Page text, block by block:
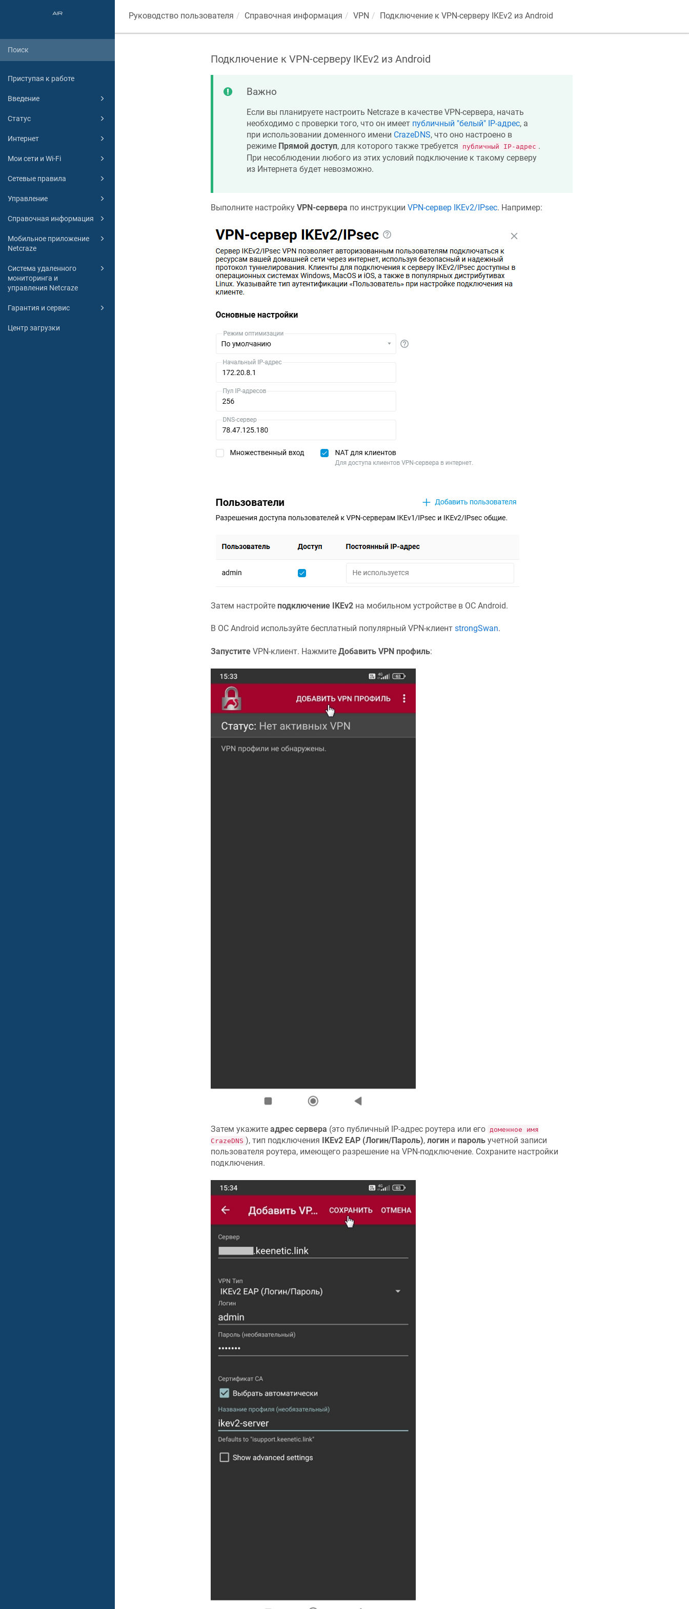
Приступая к работе
Введение
Статус
Интернет
Мои сети и Wi-Fi
Сетевые правила
Управление
Справочная информация
Мобильное приложение
Netcraze
Система удаленного
мониторинга и
управления Netcraze
Гарантия и сервис
Центр загрузки
Руководство пользователя Справочная информация VPN Подключение к VPN-серверу IKEv2 из Android
Подключение к VPN-серверу IKEv2 из Android
Важно
Если вы планируете настроить Netcrazeв качестве VPN-сервера, начать
необходимо с проверки того, что он имеет публичный "белый" IP-адрес, а
при использовании доменного имени CrazeDNS, что оно настроено в
режиме Прямой доступ, для которого также требуется публичный IP-адрес .
При несоблюдении любого из этих условий подключение к такому серверу
из Интернета будет невозможно.
Выполните настройку VPN-сервера по инструкции VPN-сервер IKEv2/IPsec. Например:
Затем настройте подключение IKEv2на мобильном устройстве в ОС Android.
В ОС Android используйте бесплатный популярный VPN-клиент strongSwan.
ЗапуститеVPN-клиент. Нажмите Добавить VPN профиль:
Затем укажите адрес сервера (это публичный IP-адрес роутера или его доменное имя
CrazeDNS ), тип подключения IKEv2 EAP (Логин/Пароль), логини парольучетной записи
пользователя роутера, имеющего разрешение на VPN-подключение. Сохраните настройки
подключения.